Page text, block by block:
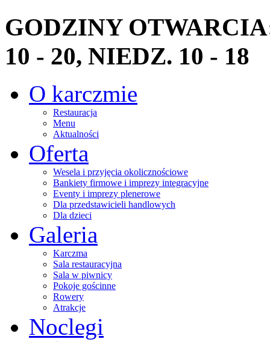
GODZINY
10 - 20, NIEDZ. 10 - 18
O karczmie
Restauracja
Menu
Aktualności
Oferta
Wesela i przyjęcia okolicznościowe
Bankiety firmowe i imprezy integracyjne
Eventy i imprezy plenerowe
Dla przedstawicieli handlowych
Dla dzieci
Galeria
Karczma
Sala restauracyjna
Sala w piwnicy
Pokoje gościnne
Rowery
Atrakcje
Noclegi